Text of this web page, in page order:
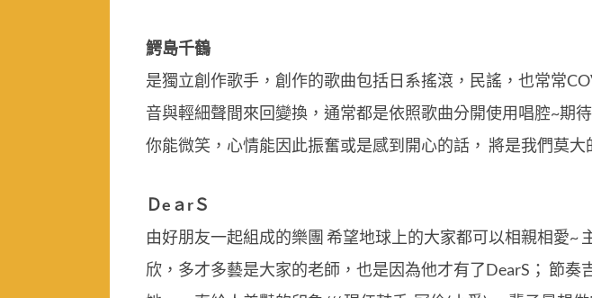
鰐島千鶴
是獨立創作歌手，創作的歌曲包括日系搖滾，民謠，也常常
音與輕細聲間來回變換，通常都是依照歌曲分開使用唱腔~期
你能微笑，心情能因此振奮或是感到開心的話， 將是我們莫大
ＤeａrＳ
由好朋友一起組成的樂團 希望地球上的大家都可以相親相愛
欣，多才多藝是大家的老師，也是因為他才有了DearS； 節